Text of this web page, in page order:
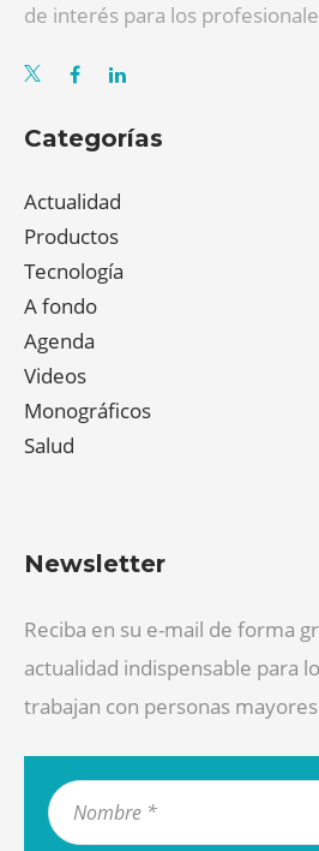
de interés para los
Categorías
Actualidad
Productos
Tecnología
A fondo
Agenda
Videos
Monográficos
Salud
Newsletter
Reciba en su e-mail de forma
actualidad indispensable para
trabajan con personas